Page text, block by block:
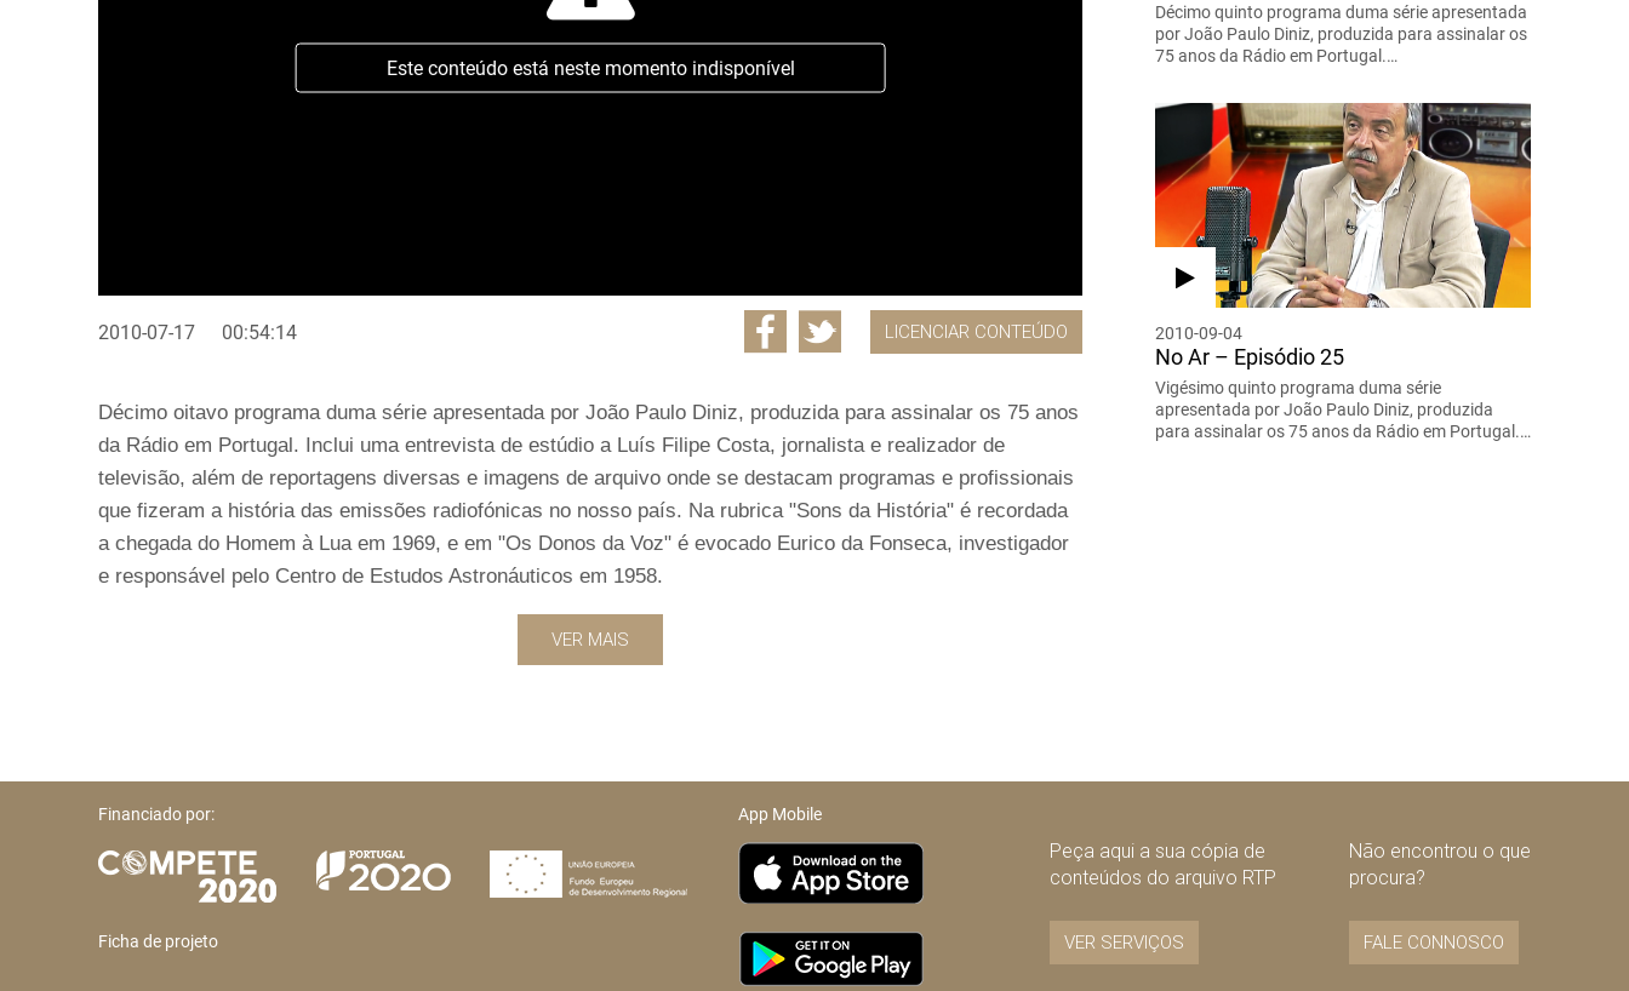
Este conteúdo está neste momento indisponível
2010-07-17 00:54:14 LICENCIAR CONTEÚDO
Décimo oitavo programa duma série apresentada por João Paulo Diniz, produzida para assinalar os 75 anos
da Rádio em Portugal. Inclui uma entrevista de estúdio a Luís Filipe Costa, jornalista e realizador de
televisão, além de reportagens diversas e imagens de arquivo onde se destacam programas e profissionais
que fizeram a história das emissões radiofónicas no nosso país. Na rubrica "Sons da História" é recordada
a chegada do Homem à Lua em 1969, e em "Os Donos da Voz" é evocado Eurico da Fonseca, investigador
e responsável pelo Centro de Estudos Astronáuticos em 1958.
VER MAIS
Décimo quinto programa duma série apresentada
por João Paulo Diniz, produzida para assinalar os
75 anos da Rádio em Portugal.…
2010-09-04
No Ar – Episódio 25
Vigésimo quinto programa duma série
apresentada por João Paulo Diniz, produzida
para assinalar os 75 anos da Rádio em Portugal.…
Financiado por:
Ficha de projeto
App Mobile
Peça aqui a sua cópia de
conteúdos do arquivo RTP
VER SERVIÇOS
Não encontrou o que
procura?
FALE CONNOSCO